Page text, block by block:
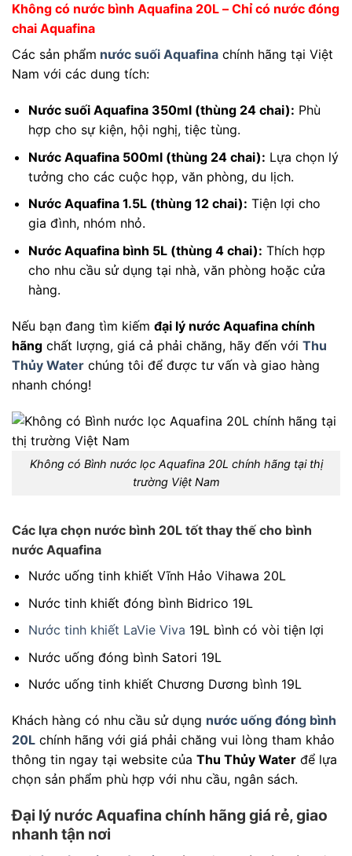
Không có nước bình Aquafina 20L – Chỉ có nước đóng
chai Aquafina
Các sản phẩm nước suối Aquafina chính hãng tại Việt
Nam với các dung tích:
Nước suối Aquafina 350ml (thùng 24 chai): Phù
hợp cho sự kiện, hội nghị, tiệc tùng.
Nước Aquafina 500ml (thùng 24 chai): Lựa chọn lý
tưởng cho các cuộc họp, văn phòng, du lịch.
Nước Aquafina 1.5L (thùng 12 chai): Tiện lợi cho
gia đình, nhóm nhỏ.
Nước Aquafina bình 5L (thùng 4 chai): Thích hợp
cho nhu cầu sử dụng tại nhà, văn phòng hoặc cửa
hàng.
Nếu bạn đang tìm kiếm đại lý nước Aquafina chính
hãng chất lượng, giá cả phải chăng, hãy đến với Thu
Thủy Water chúng tôi để được tư vấn và giao hàng
nhanh chóng!
Không có Bình nước lọc Aquafina 20L chính hãng tại thị
trường Việt Nam
Các lựa chọn nước bình 20L tốt thay thế cho bình
nước Aquafina
Nước uống tinh khiết Vĩnh Hảo Vihawa 20L
Nước tinh khiết đóng bình Bidrico 19L
Nước tinh khiết LaVie Viva 19L bình có vòi tiện lợi
Nước uống đóng bình Satori 19L
Nước uống tinh khiết Chương Dương bình 19L
Khách hàng có nhu cầu sử dụng nước uống đóng bình
20L chính hãng với giá phải chăng vui lòng tham khảo
thông tin ngay tại website của Thu Thủy Water để lựa
chọn sản phẩm phù hợp với nhu cầu, ngân sách.
Đại lý nước Aquafina chính hãng giá rẻ, giao
nhanh tận nơi